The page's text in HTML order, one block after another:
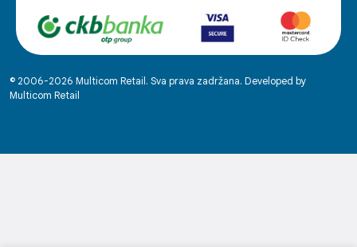
© 2006-2026 Multicom Retail. Sva prava zadržana. Developed by
Multicom Retail